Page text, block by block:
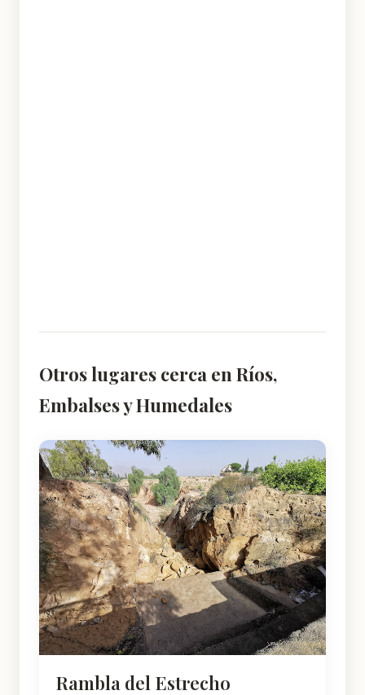
Otros lugares cerca en Ríos,
Embalses y Humedales
Rambla del Estrecho